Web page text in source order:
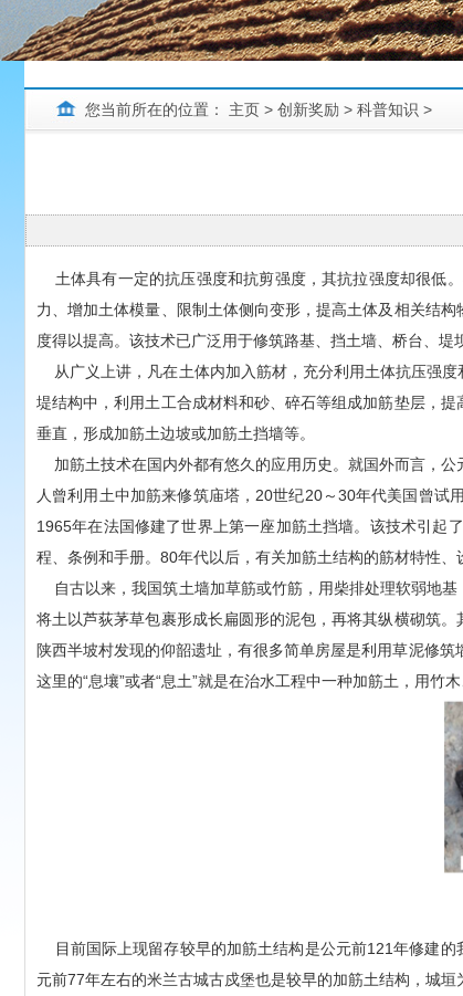
您当前所在的位置： 主页 > 创新奖励 > 科普知识 >
土体具有一定的抗压强度和抗剪强度，其抗拉强度却很低
力、增加土体模量、限制土体侧向变形，提高土体及相关结
度得以提高。该技术已广泛用于修筑路基、挡土墙、桥台、堤
从广义上讲，凡在土体内加入筋材，充分利用土体抗压强
堤结构中，利用土工合成材料和砂、碎石等组成加筋垫层，
垂直，形成加筋土边坡或加筋土挡墙等。
加筋土技术在国内外都有悠久的应用历史。就国外而言，
人曾利用土中加筋来修筑庙塔，20世纪20～30年代美国曾
1965年在法国修建了世界上第一座加筋土挡墙。该技术引起
程、条例和手册。80年代以后，有关加筋土结构的筋材特性
自古以来，我国筑土墙加草筋或竹筋，用柴排处理软弱地基
将土以芦荻茅草包裹形成长扁圆形的泥包，再将其纵横砌筑
陕西半坡村发现的仰韶遗址，有很多简单房屋是利用草泥修
这里的“息壤”或者“息土”就是在治水工程中一种加筋土，用竹
目前国际上现留存较早的加筋土结构是公元前121年修建的
元前77年左右的米兰古城古戍堡也是较早的加筋土结构，城